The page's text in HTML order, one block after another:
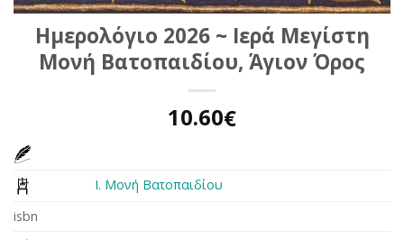
Ημερολόγιο 2026 ~ Ιερά Μεγίστη
Μονή Βατοπαιδίου, Άγιον Όρος
10.60€
Ι. Μονή Βατοπαιδίου
isbn